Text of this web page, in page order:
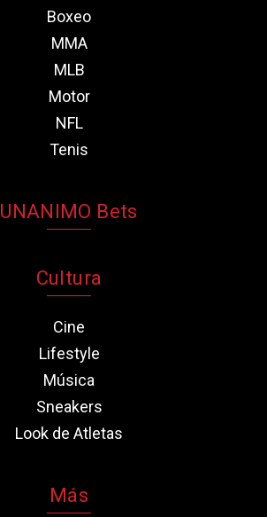
Boxeo
MMA
MLB
Motor
NFL
Tenis
UNANIMO Bets
Cultura
Cine
Lifestyle
Música
Sneakers
Look de Atletas
Más